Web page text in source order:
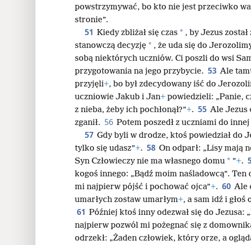
powstrzymywać, bo kto nie jest przeciwko
stronie”.
51 Kiedy zbliżał się czas * , by Jezus
stanowczą decyzję * , że uda się do
sobą niektórych uczniów. Ci poszli do wsi
przygotowania na jego przybycie. 53 Ale
przyjęli+, bo był zdecydowany iść do
uczniowie Jakub i Jan+ powiedzieli: „Panie,
z nieba, żeby ich pochłonął?”+. 55 Ale Jezus
zganił. 56 Potem poszedł z uczniami do
57 Gdy byli w drodze, ktoś powiedział do
tylko się udasz”+. 58 On odparł: „Lisy mają
Syn Człowieczy nie ma własnego domu * ”+.
kogoś innego: „Bądź moim naśladowcą”.
mi najpierw pójść i pochować ojca”+. 60 Ale
umarłych zostaw umarłym+, a sam idź i głoś
61 Później ktoś inny odezwał się do Jezusa:
najpierw pozwól mi pożegnać się z
odrzekł: „Żaden człowiek, który orze, a